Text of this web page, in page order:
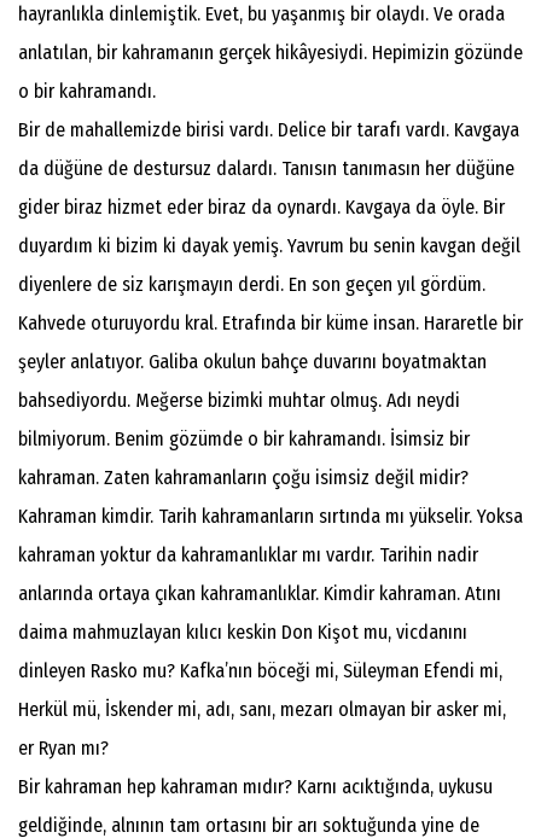
hayranlıkla dinlemiştik. Evet, bu yaşanmış bir olaydı. Ve orada
anlatılan, bir kahramanın gerçek hikâyesiydi. Hepimizin gözünde
o bir kahramandı.
Bir de mahallemizde birisi vardı. Delice bir tarafı vardı. Kavgaya
da düğüne de destursuz dalardı. Tanısın tanımasın her düğüne
gider biraz hizmet eder biraz da oynardı. Kavgaya da öyle. Bir
duyardım ki bizim ki dayak yemiş. Yavrum bu senin kavgan değil
diyenlere de siz karışmayın derdi. En son geçen yıl gördüm.
Kahvede oturuyordu kral. Etrafında bir küme insan. Hararetle bir
şeyler anlatıyor. Galiba okulun bahçe duvarını boyatmaktan
bahsediyordu. Meğerse bizimki muhtar olmuş. Adı neydi
bilmiyorum. Benim gözümde o bir kahramandı. İsimsiz bir
kahraman. Zaten kahramanların çoğu isimsiz değil midir?
Kahraman kimdir. Tarih kahramanların sırtında mı yükselir. Yoksa
kahraman yoktur da kahramanlıklar mı vardır. Tarihin nadir
anlarında ortaya çıkan kahramanlıklar. Kimdir kahraman. Atını
daima mahmuzlayan kılıcı keskin Don Kişot mu, vicdanını
dinleyen Rasko mu? Kafka’nın böceği mi, Süleyman Efendi mi,
Herkül mü, İskender mi, adı, sanı, mezarı olmayan bir asker mi,
er Ryan mı?
Bir kahraman hep kahraman mıdır? Karnı acıktığında, uykusu
geldiğinde, alnının tam ortasını bir arı soktuğunda yine de